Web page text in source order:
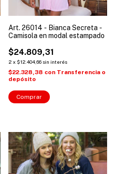
Art. 26014 - Bianca Secreta -
Camisola en modal estampado
$24.809,31
2 x $12.404,66 sin interés
$22.328,38 con Transferencia o
depósito
Comprar
1 / 2